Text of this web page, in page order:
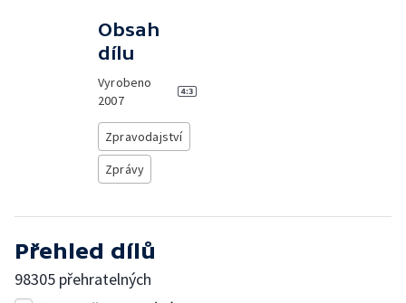
Obsah
dílu
Vyrobeno
2007
Zpravodajství
Zprávy
Přehled dílů
98305 přehratelných